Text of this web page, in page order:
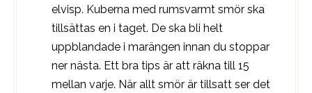
elvisp. Kuberna med rumsvarmt smör ska
tillsättas en i taget. De ska bli helt
uppblandade i marängen innan du stoppar
ner nästa. Ett bra tips är att räkna till 15
mellan varje. När allt smör är tillsatt ser det